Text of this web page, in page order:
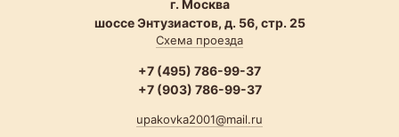
г. Москва
шоссе Энтузиастов, д. 56, стр. 25
Схема проезда
+7 (495) 786-99-37
+7 (903) 786-99-37
upakovka2001@mail.ru